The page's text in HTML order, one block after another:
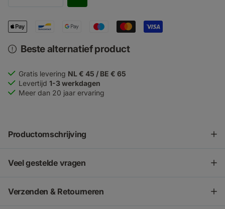
Beste alternatief product
Gratis levering NL € 45 / BE € 65
Levertijd 1-3 werkdagen
Meer dan 20 jaar ervaring
Productomschrijving
Veel gestelde vragen
Verzenden & Retourneren